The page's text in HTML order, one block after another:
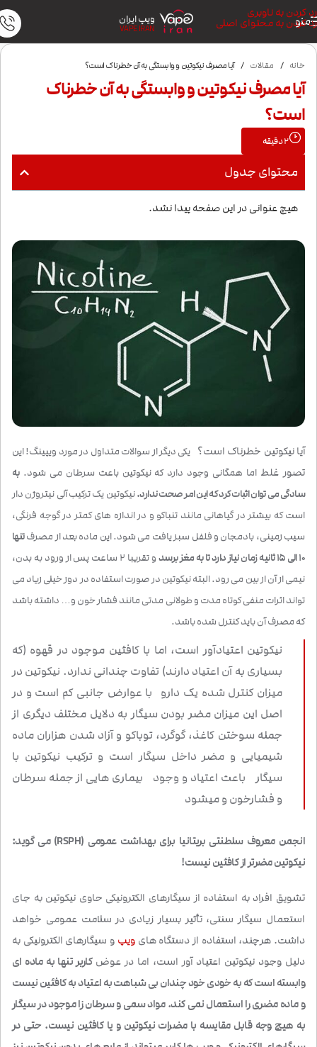
رد کردن به ناوبری
رد کردن به محتوای اصلی
منو ویپ ایران
VAPE IRAN
خانه / مقالات / آیا مصرف نیکوتین و وابستگی به آن خطرناک است؟
آیا مصرف نیکوتین و وابستگی به آن خطرناک
است؟
2دقیقه
محتوای جدول
هیچ عنوانی در این صفحه پیدا نشد.
آیا نیکوتین خطرناک است؟ یکی دیگر از سوالات متداول در مورد ویپینگ! این
تصور غلط اما همگانی وجود دارد که نیکوتین باعث سرطان می شود.به
سادگی می توان اثبات کرد که این امر صحت ندارد.نیکوتین یک ترکیب آلی نیتروژن دار
است که بیشتر در گیاهانی مانند تنباکو و در اندازه های کمتر در گوجه فرنگی،
سیب زمینی، بادمجان و فلفل سبز یافت می شود. این ماده بعد از مصرفتنها
10 الی 15 ثانیه زمان نیاز دارد تا به مغز برسد
و تقریبا 2 ساعت پس از ورود به بدن،
نیمی از آن از بین می رود. البته نیکوتین در صورت استفاده در دوز خیلی زیاد می
تواند اثرات منفی کوتاه مدت و طولانی مدتی مانند فشار خون و… داشته باشد
که مصرف آن باید کنترل شده باشد.
نیکوتین اعتیادآور است، اما با کافئین موجود در قهوه (که
بسیاری به آن اعتیاد دارند) تفاوت چندانی ندارد. نیکوتین در
میزان کنترل شده یک دارو با عوارض جانبی کم است و در
اصل این میزان مضر بودن سیگار به دلایل مختلف دیگری از
جمله سوختن کاغذ، گوگرد، توباکو و آزاد شدن هزاران ماده
شیمیایی و مضر داخل سیگار است و ترکیب نیکوتین با
سیگار باعث اعتیاد و وجود بیماری هایی از جمله سرطان
و فشارخون و میشود
انجمن معروف سلطنتی بریتانیا برای بهداشت عمومی (RSPH) می گوید:
نیکوتین مضرتر از کافئین نیست!
تشویق افراد به استفاده از سیگارهای الکترونیکی حاوی نیکوتین به جای
استعمال سیگار سنتی، تأثیر بسیار زیادی در سلامت عمومی خواهد
داشت. هرچند، استفاده از دستگاه هایویپ و سیگارهای الکترونیکی به
دلیل وجود نیکوتین اعتیاد آور است، اما در عوضکاربر تنها به ماده ای
وابسته است که به خودی خود چندان بی شباهت به اعتیاد به کافئین نیست
و ماده مضری را استعمال نمی کند. مواد سمی و سرطان زا موجود در سیگار
به هیچ وجه قابل مقایسه با مضرات نیکوتین و یا کافئین نیست. حتی در